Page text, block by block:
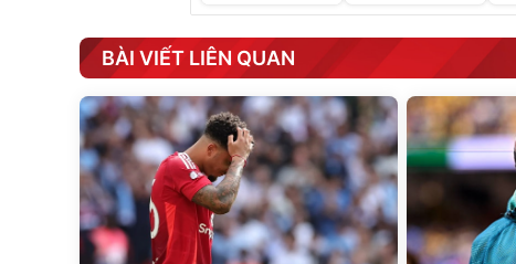
BÀI VIẾT LIÊN QUAN